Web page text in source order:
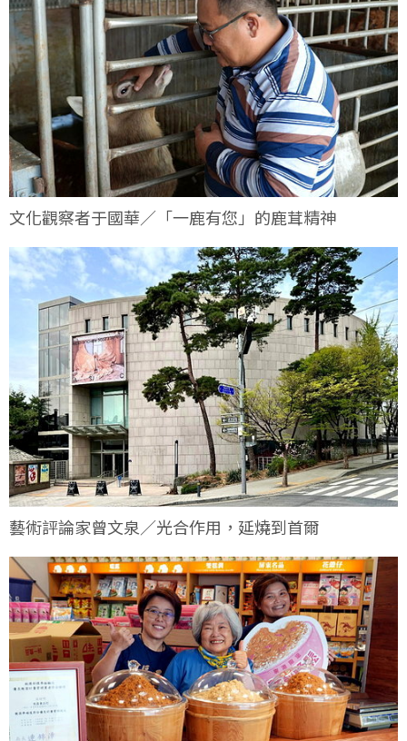
文化觀察者于國華／「一鹿有您」的鹿茸精神
藝術評論家曾文泉／光合作用，延燒到首爾